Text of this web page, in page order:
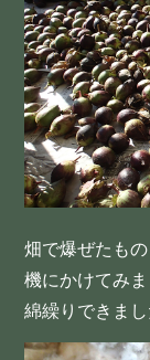
畑で爆ぜたも
機にかけてみ
綿繰りできま